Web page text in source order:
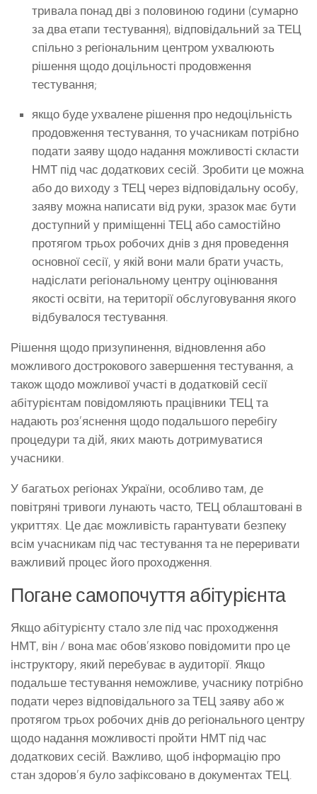
тривала понад дві з половиною години (сумарно
за два етапи тестування), відповідальний за ТЕЦ
спільно з регіональним центром ухвалюють
рішення щодо доцільності продовження
тестування;
якщо буде ухвалене рішення про недоцільність
продовження тестування, то учасникам потрібно
подати заяву щодо надання можливості скласти
НМТ під час додаткових сесій. Зробити це можна
або до виходу з ТЕЦ через відповідальну особу,
заяву можна написати від руки, зразок має бути
доступний у приміщенні ТЕЦ або самостійно
протягом трьох робочих днів з дня проведення
основної сесії, у якій вони мали брати участь,
надіслати регіональному центру оцінювання
якості освіти, на території обслуговування якого
відбувалося тестування.
Рішення щодо призупинення, відновлення або
можливого дострокового завершення тестування, а
також щодо можливої участі в додатковій сесії
абітурієнтам повідомляють працівники ТЕЦ та
надають роз’яснення щодо подальшого перебігу
процедури та дій, яких мають дотримуватися
учасники.
У багатьох регіонах України, особливо там, де
повітряні тривоги лунають часто, ТЕЦ облаштовані в
укриттях. Це дає можливість гарантувати безпеку
всім учасникам під час тестування та не переривати
важливий процес його проходження.
Погане самопочуття абітурієнта
Якщо абітурієнту стало зле під час проходження
НМТ, він / вона має обов’язково повідомити про це
інструктору, який перебуває в аудиторії. Якщо
подальше тестування неможливе, учаснику потрібно
подати через відповідального за ТЕЦ заяву або ж
протягом трьох робочих днів до регіонального центру
щодо надання можливості пройти НМТ під час
додаткових сесій. Важливо, щоб інформацію про
стан здоров’я було зафіксовано в документах ТЕЦ.